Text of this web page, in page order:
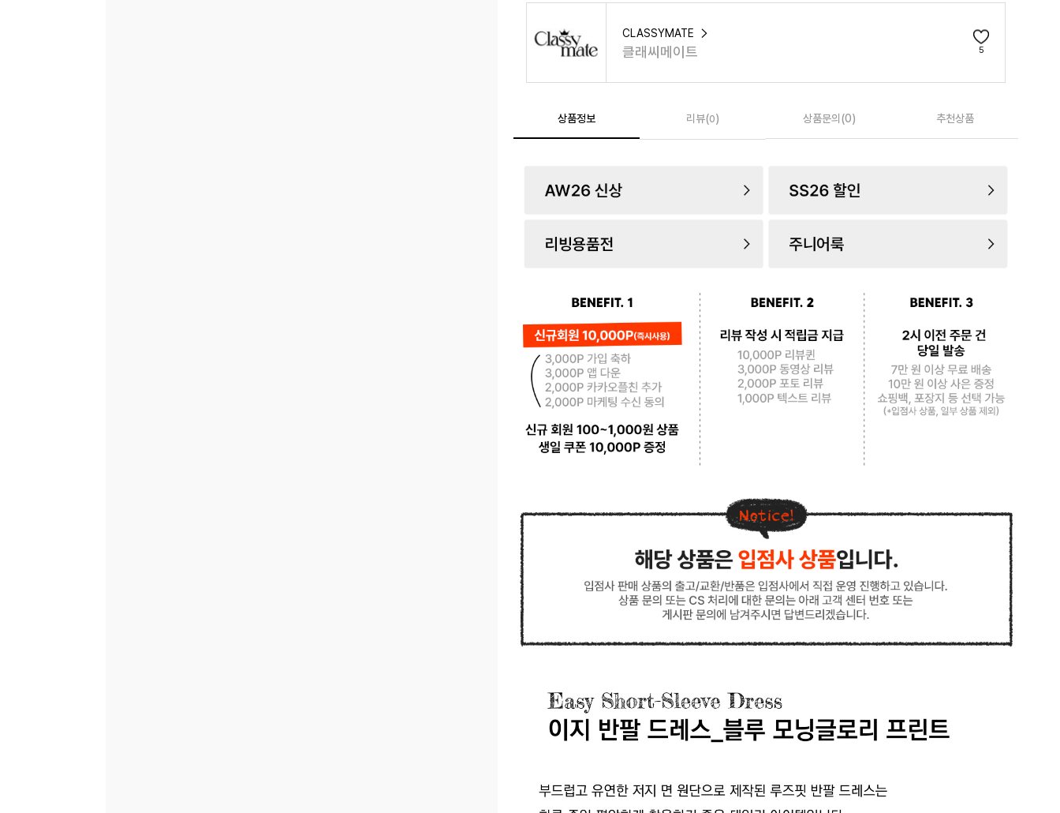
페이코 ID로 페
PAYCO 바로구매
CLASSYMATE
클래씨메이트 5
상품정보 리뷰(0) 상품문의(0) 추천상품